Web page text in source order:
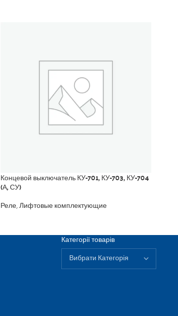
Концевой выключатель КУ-701, КУ-703, КУ-704
(А, СУ)
Реле,Лифтовые комплектующие
Категорії товарів